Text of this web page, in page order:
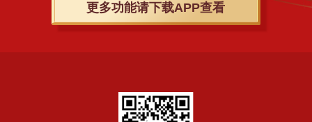
更多功能请下载APP查看